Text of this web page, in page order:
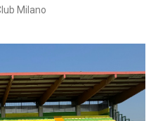
Milano